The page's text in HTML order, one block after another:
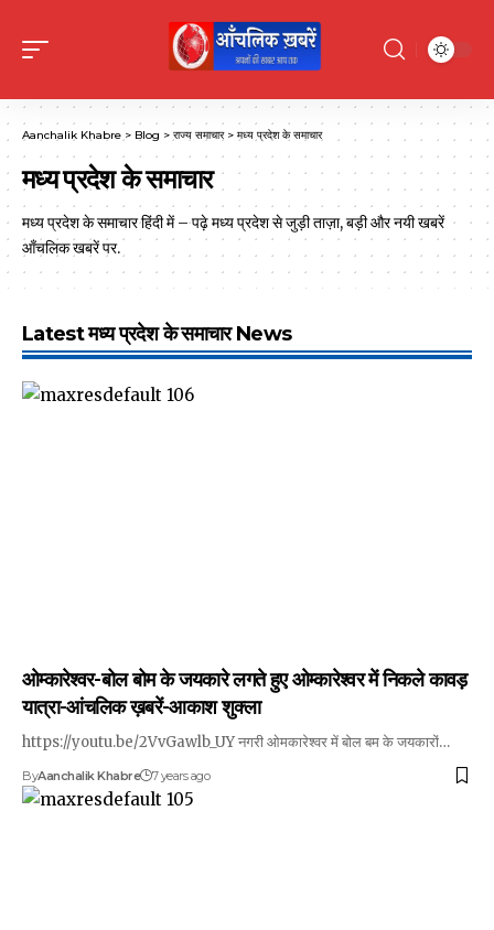
Aanchalik Khabre > Blog > राज्य समाचार> मध्य प्रदेश के समाचार
मध्य प्रदेश के समाचार
मध्य प्रदेश के समाचार हिंदी में – पढ़े मध्य प्रदेश से जुड़ी ताज़ा, बड़ी और नयी खबरें
आँचलिक खबरें पर.
Latest मध्य प्रदेश के समाचार News
ओम्कारेश्वर-बोल बोम के जयकारे लगते हुए ओम्कारेश्वर में निकले कावड़
यात्रा-आंचलिक ख़बरें-आकाश शुक्ला
https://youtu.be/2VvGawlb_UY नगरी ओमकारेश्वर में बोल बम के जयकारों…
ByAanchalik Khabre 7 years ago